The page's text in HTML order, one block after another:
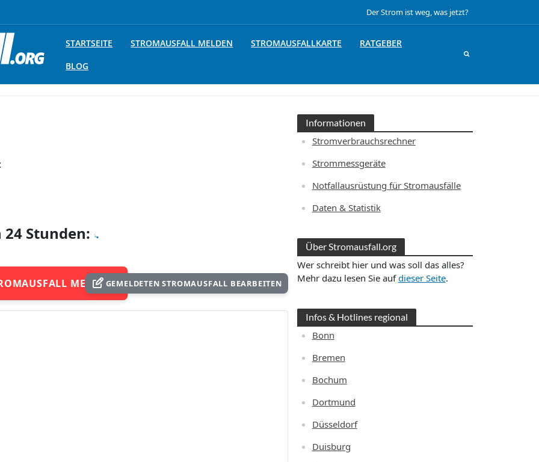
Der Strom ist weg, was jetzt?
STARTSEITE STROMAUSFALL MELDEN STROMAUSFALLKARTE
RATGEBER
BLOG
Stunden:
MELDENGEMELDETEN STROMAUSFALL BEARBEITEN
Informationen
Stromverbrauchsrechner
Strommessgeräte
Notfallausrüstung für Stromausfälle
Daten & Statistik
Über Stromausfall.org
Wer schreibt hier und was soll das alles?
Mehr dazu lesen Sie aufdieser Seite.
Infos & Hotlines regional
Bonn
Bremen
Bochum
Dortmund
Düsseldorf
Duisburg